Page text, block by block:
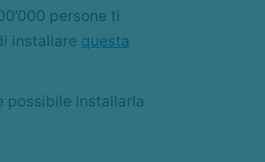
persone ti
installare questa
possibile installarla